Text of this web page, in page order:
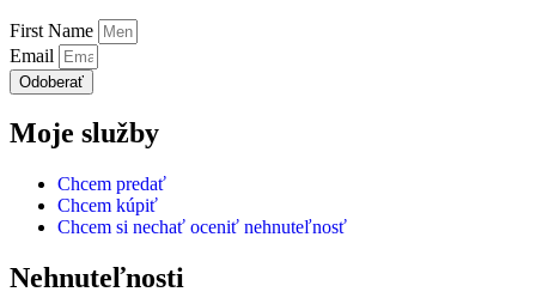
First Name
Email
Odoberať
Moje služby
Chcem predať
Chcem kúpiť
Chcem si nechať oceniť nehnuteľnosť
Nehnuteľnosti